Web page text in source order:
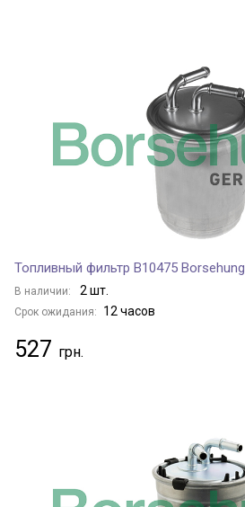
Топливный фильтр B10475 Borsehung
В наличии: 2 шт.
Срок ожидания: 12 часов
527